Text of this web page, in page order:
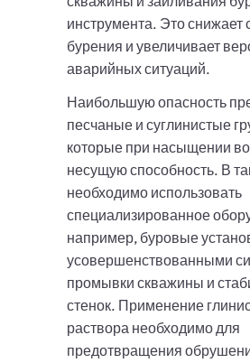
инструмента. Это снижает
бурения и увеличивает
аварийных ситуаций.
Наибольшую опасность
песчаные и суглинистые
которые при насыщении
несущую способность. В
необходимо использовать
специализированное
например, буровые
усовершенствованными
промывки скважины и
стенок. Применение
раствора необходимо для
предотвращения